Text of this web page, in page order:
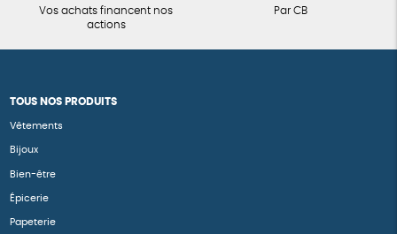
Vos achats financent nos
actions
Par CB
TOUS NOS PRODUITS
Vêtements
Bijoux
Bien-être
Épicerie
Papeterie